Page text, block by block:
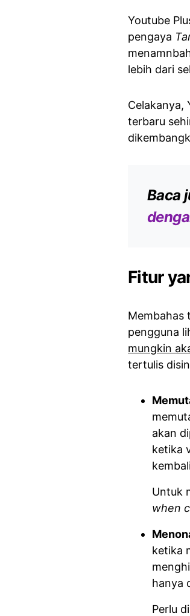
Youtube
pengaya
lebih dari
Celakanya,
terbaru
Baca
Fitur
Membahas
pengguna
mungkin
tertulis
akan
ketika
Untuk
when
ketika
hanya
Perlu